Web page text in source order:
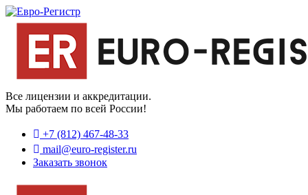
Все лицензии и аккредитации.
Мы работаем по всей России!
+7 (812) 467-48-33
mail@euro-register.ru
Заказать звонок